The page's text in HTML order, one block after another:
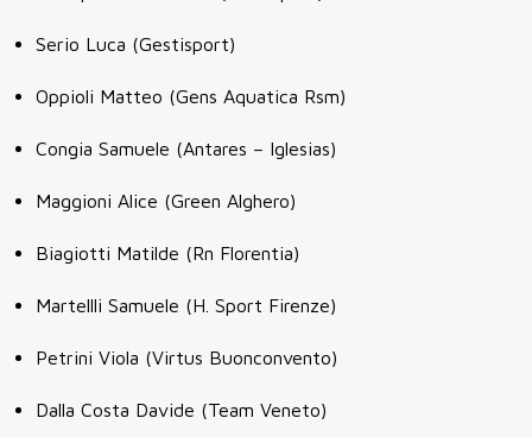
Serio Luca (Gestisport)
Oppioli Matteo (Gens Aquatica Rsm)
Congia Samuele (Antares – Iglesias)
Maggioni Alice (Green Alghero)
Biagiotti Matilde (Rn Florentia)
Martellli Samuele (H. Sport Firenze)
Petrini Viola (Virtus Buonconvento)
Dalla Costa Davide (Team Veneto)